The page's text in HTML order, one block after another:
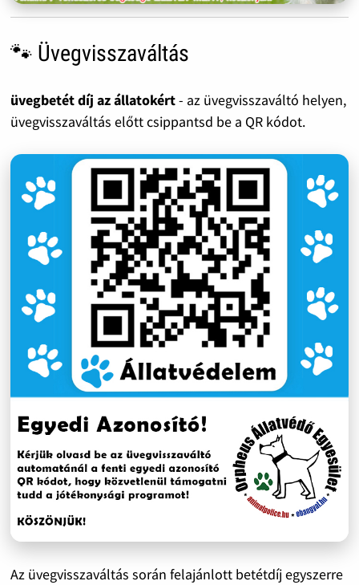
🐾 Üvegvisszaváltás
üvegbetét díj az állatokért- az üvegvisszaváltó helyen,
üvegvisszaváltás előtt csippantsd be a QR kódot.
Az üvegvisszaváltás során felajánlott betétdíj egyszerre